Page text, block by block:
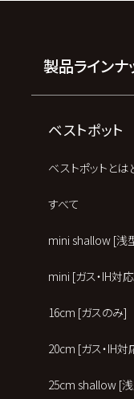
製品ラインナ
ベストポット
ベストポットとは
すべて
mini shallow [浅
mini [ガス・IH対
16cm [ガスのみ]
20cm [ガス・IH対
25cm shallow [